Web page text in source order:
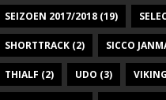
SEIZOEN 2017/2018 (19)
SHORTTRACK (2) SICCO
THIALF (2) UDO (3)